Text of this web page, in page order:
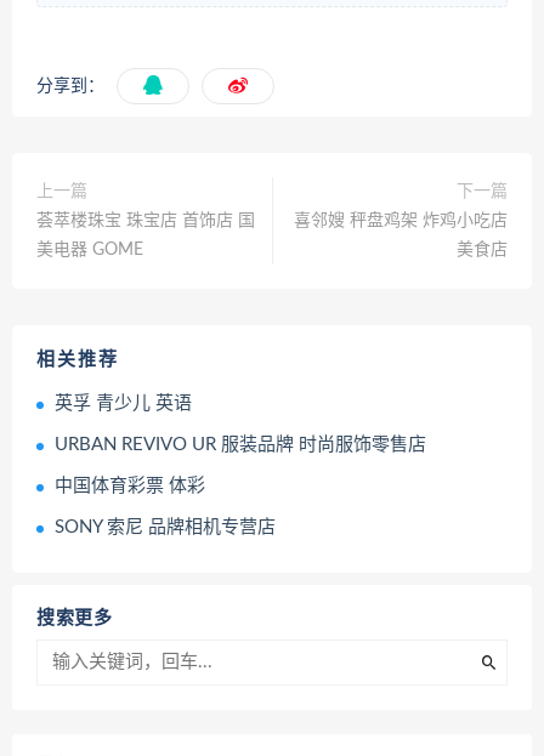
分享到：
上一篇
荟萃楼珠宝 珠宝店 首饰店 国
美电器 GOME
下一篇
喜邻嫂 秤盘鸡架 炸鸡小吃店
美食店
相关推荐
英孚 青少儿 英语
URBAN REVIVO UR 服装品牌 时尚服饰零售店
中国体育彩票 体彩
SONY 索尼 品牌相机专营店
搜索更多